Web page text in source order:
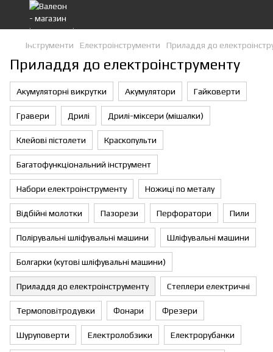
Інструменти Eлектроiнструменти Приладдя до
Приладдя до електроінструменту
Акумуляторні викрутки Акумулятори Гайковерти
Гравери Дрилі Дрилі-міксери (мішалки)
Клейові пістолети Краскопульти
Багатофункціональний інструмент
Набори електроінструменту Ножиці по металу
Відбійні молотки Пазорези Перфоратори Пили
Полірувальні шліфувальні машини Шліфувальні машини
Болгарки (кутові шліфувальні машини)
Приладдя до електроінструменту Степлери електричні
Термоповітродувки Фонари Фрезери
Шуруповерти Електролобзики Електрорубанки